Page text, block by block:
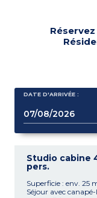
DATE D'ARRIVÉE :
Studio cabine
pers.
Superficie : env. 25
Séjour avec